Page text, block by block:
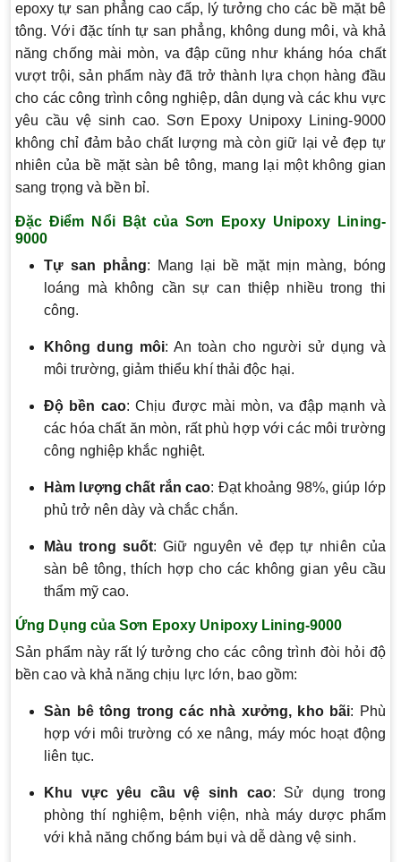
epoxy tự san phẳng cao cấp, lý tưởng cho các bề mặt bê
tông. Với đặc tính tự san phẳng, không dung môi, và khả
năng chống mài mòn, va đập cũng như kháng hóa chất
vượt trội, sản phẩm này đã trở thành lựa chọn hàng đầu
cho các công trình công nghiệp, dân dụng và các khu vực
yêu cầu vệ sinh cao. Sơn Epoxy Unipoxy Lining-9000
không chỉ đảm bảo chất lượng mà còn giữ lại vẻ đẹp tự
nhiên của bề mặt sàn bê tông, mang lại một không gian
sang trọng và bền bỉ.
Đặc Điểm Nổi Bật của Sơn Epoxy Unipoxy Lining-
9000
Tự san phẳng: Mang lại bề mặt mịn màng, bóng
loáng mà không cần sự can thiệp nhiều trong thi
công.
Không dung môi: An toàn cho người sử dụng và
môi trường, giảm thiểu khí thải độc hại.
Độ bền cao: Chịu được mài mòn, va đập mạnh và
các hóa chất ăn mòn, rất phù hợp với các môi trường
công nghiệp khắc nghiệt.
Hàm lượng chất rắn cao: Đạt khoảng 98%, giúp lớp
phủ trở nên dày và chắc chắn.
Màu trong suốt: Giữ nguyên vẻ đẹp tự nhiên của
sàn bê tông, thích hợp cho các không gian yêu cầu
thẩm mỹ cao.
Ứng Dụng của Sơn Epoxy Unipoxy Lining-9000
Sản phẩm này rất lý tưởng cho các công trình đòi hỏi độ
bền cao và khả năng chịu lực lớn, bao gồm:
Sàn bê tông trong các nhà xưởng, kho bãi: Phù
hợp với môi trường có xe nâng, máy móc hoạt động
liên tục.
Khu vực yêu cầu vệ sinh cao: Sử dụng trong
phòng thí nghiệm, bệnh viện, nhà máy dược phẩm
với khả năng chống bám bụi và dễ dàng vệ sinh.